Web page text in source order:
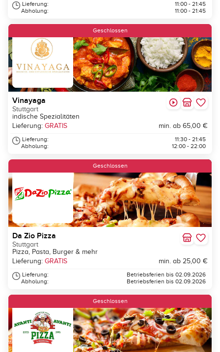
Lieferung:
Abholung:
11:00 - 21:45
11:00 - 21:45
Geschlossen
Vinayaga
Stuttgart
indische Spezialitäten
Lieferung: GRATIS min. ab 65,00 €
Lieferung:
Abholung:
11:30 - 21:45
12:00 - 22:00
Geschlossen
Da Zio Pizza
Stuttgart
Pizza, Pasta, Burger & mehr
Lieferung: GRATIS min. ab 25,00 €
Lieferung:
Abholung:
Betriebsferien bis 02.09.2026
Betriebsferien bis 02.09.2026
Geschlossen